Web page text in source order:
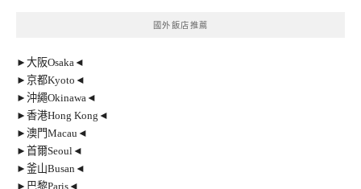
國外飯店推薦
►大阪Osaka◄
►京都Kyoto◄
►沖繩Okinawa◄
►香港Hong Kong◄
►澳門Macau◄
►首爾Seoul◄
►釜山Busan◄
►巴黎Paris◄